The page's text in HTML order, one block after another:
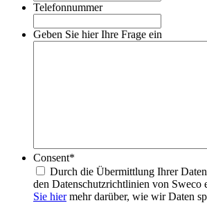
Telefonnummer
Geben Sie hier Ihre Frage ein
Consent*
Durch die Übermittlung Ihrer
den Datenschutzrichtlinien von Sweco
Sie hiermehr darüber, wie wir Daten